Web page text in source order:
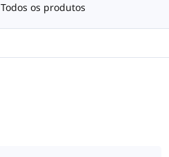
Todos os produtos